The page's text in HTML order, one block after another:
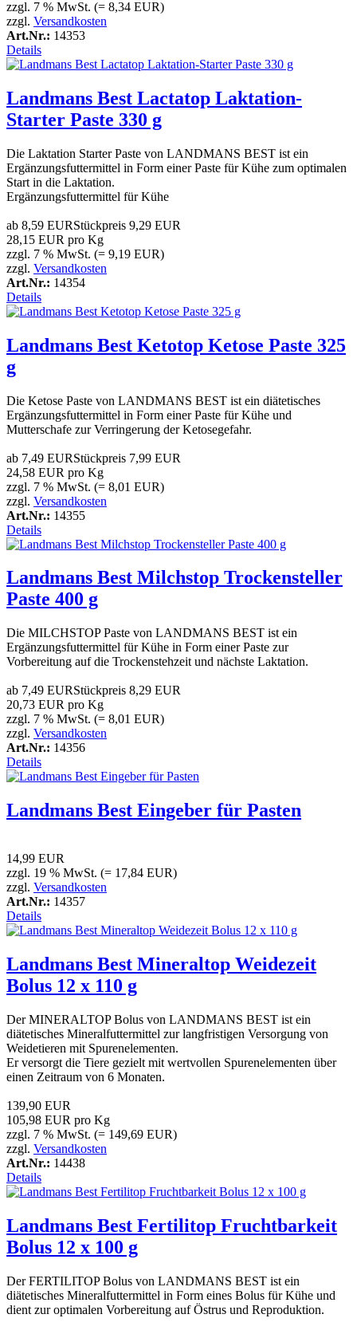
zzgl. 7 % MwSt. (= 8,34 EUR)
zzgl. Versandkosten
Art.Nr.: 14353
Details
Landmans Best Lactatop Laktation-
Starter Paste 330 g
Die Laktation Starter Paste von LANDMANS BEST ist ein
Ergänzungsfuttermittel in Form einer Paste für Kühe zum optimalen
Start in die Laktation.
Ergänzungsfuttermittel für Kühe
ab 8,59 EURStückpreis 9,29 EUR
28,15 EUR pro Kg
zzgl. 7 % MwSt. (= 9,19 EUR)
zzgl. Versandkosten
Art.Nr.: 14354
Details
Landmans Best Ketotop Ketose Paste 325
g
Die Ketose Paste von LANDMANS BEST ist ein diätetisches
Ergänzungsfuttermittel in Form einer Paste für Kühe und
Mutterschafe zur Verringerung der Ketosegefahr.
ab 7,49 EURStückpreis 7,99 EUR
24,58 EUR pro Kg
zzgl. 7 % MwSt. (= 8,01 EUR)
zzgl. Versandkosten
Art.Nr.: 14355
Details
Landmans Best Milchstop Trockensteller
Paste 400 g
Die MILCHSTOP Paste von LANDMANS BEST ist ein
Ergänzungsfuttermittel für Kühe in Form einer Paste zur
Vorbereitung auf die Trockenstehzeit und nächste Laktation.
ab 7,49 EURStückpreis 8,29 EUR
20,73 EUR pro Kg
zzgl. 7 % MwSt. (= 8,01 EUR)
zzgl. Versandkosten
Art.Nr.: 14356
Details
Landmans Best Eingeber für Pasten
14,99 EUR
zzgl. 19 % MwSt. (= 17,84 EUR)
zzgl. Versandkosten
Art.Nr.: 14357
Details
Landmans Best Mineraltop Weidezeit
Bolus 12 x 110 g
Der MINERALTOP Bolus von LANDMANS BEST ist ein
diätetisches Mineralfuttermittel zur langfristigen Versorgung von
Weidetieren mit Spurenelementen.
Er versorgt die Tiere gezielt mit wertvollen Spurenelementen über
einen Zeitraum von 6 Monaten.
139,90 EUR
105,98 EUR pro Kg
zzgl. 7 % MwSt. (= 149,69 EUR)
zzgl. Versandkosten
Art.Nr.: 14438
Details
Landmans Best Fertilitop Fruchtbarkeit
Bolus 12 x 100 g
Der FERTILITOP Bolus von LANDMANS BEST ist ein
diätetisches Mineralfuttermittel in Form eines Bolus für Kühe und
dient zur optimalen Vorbereitung auf Östrus und Reproduktion.